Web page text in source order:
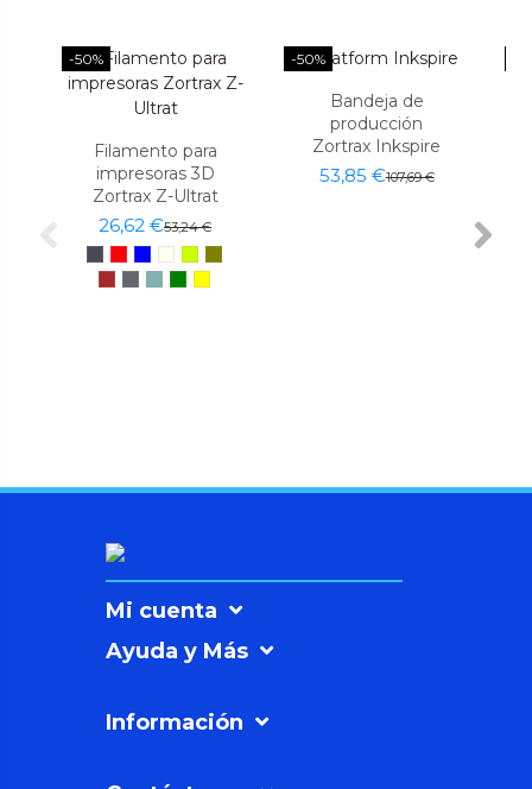
-50%
Filamento para
impresoras 3D
Zortrax Z-Ultrat
26,62 €53,24 €
-50%
Bandeja de
producción
Zortrax Inkspire
53,85 €107,69 €
Mi cuenta
Ayuda y Más
Información